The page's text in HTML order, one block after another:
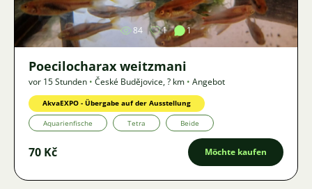
84 1 1
Poecilocharax weitzmani
vor 15 Stunden • České Budějovice,? km • Angebot
AkvaEXPO - Übergabe auf der Ausstellung
Aquarienfische Tetra Beide
70 Kč Möchte kaufen